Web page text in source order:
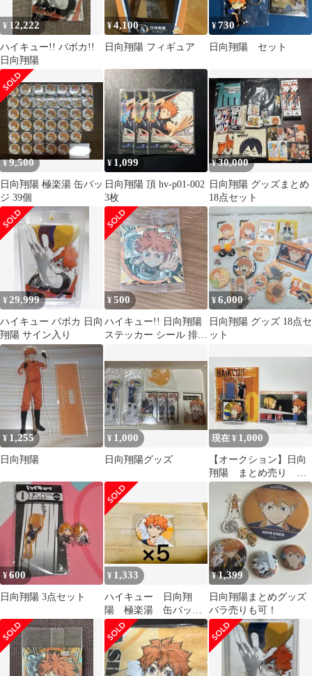
¥ 12,222
ハイキュー!! バボカ!!
日向翔陽
¥4,100
日向翔陽 フィギュア
¥730
日向翔陽 セット
¥9,500
日向翔陽 極楽湯 缶バッ
ジ 39個
¥ 1,099
日向翔陽 頂 hv-p01-002
3枚
¥30,000
日向翔陽 グッズまとめ
18点セット
¥29,999
ハイキュー バボカ 日向
翔陽 サイン入り
¥500
ハイキュー!! 日向翔陽
ステッカー シール 排球
¥6,000
日向翔陽 グッズ 18点セ
ット
¥ 1,255
日向翔陽
¥ 1,000
日向翔陽グッズ
現在 ¥ 1,000
【オークション】日向
翔陽 まとめ売り ３
点セット
¥600
日向翔陽 3点セット
¥ 1,333
ハイキュー 日向翔
陽 極楽湯 缶バッ
ジ 5点
¥1,399
日向翔陽まとめグッズ
バラ売りも可！